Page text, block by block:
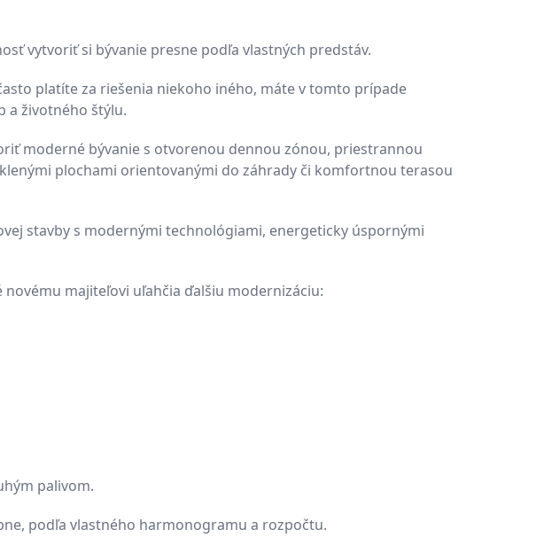
vytvoriť si bývanie presne podľa vlastných predstáv.
platíte za riešenia niekoho iného, máte v tomto prípade
a životného štýlu.
moderné bývanie s otvorenou dennou zónou, priestrannou
plochami orientovanými do záhrady či komfortnou terasou
stavby s modernými technológiami, energeticky úspornými
majiteľovi uľahčia ďalšiu modernizáciu:
palivom.
podľa vlastného harmonogramu a rozpočtu.